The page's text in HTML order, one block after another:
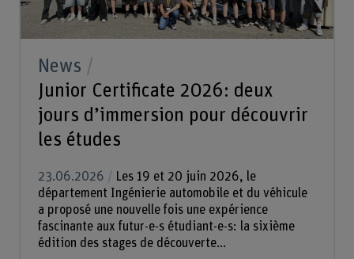
News
Junior Certificate 2026: deux
jours d’immersion pour découvrir
les études
23.06.2026
Les 19 et 20 juin 2026, le
département Ingénierie automobile et du véhicule
a proposé une nouvelle fois une expérience
fascinante aux futur-e-s étudiant-e-s: la sixième
édition des stages de découverte...